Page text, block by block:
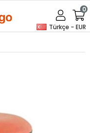
Türkçe - EUR
0